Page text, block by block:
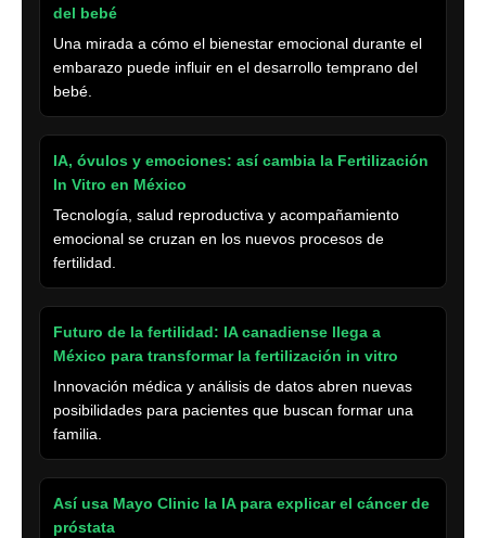
del bebé
Una mirada a cómo el bienestar emocional durante el
embarazo puede influir en el desarrollo temprano del
bebé.
IA, óvulos y emociones: así cambia la Fertilización
In Vitro en México
Tecnología, salud reproductiva y acompañamiento
emocional se cruzan en los nuevos procesos de
fertilidad.
Futuro de la fertilidad: IA canadiense llega a
México para transformar la fertilización in vitro
Innovación médica y análisis de datos abren nuevas
posibilidades para pacientes que buscan formar una
familia.
Así usa Mayo Clinic la IA para explicar el cáncer de
próstata